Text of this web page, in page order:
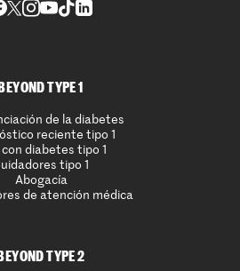
BEYOND TYPE 1
de la diabetes
reciente tipo 1
con diabetes tipo 1
tipo 1
Abogacía
de atención médica
BEYOND TYPE 2